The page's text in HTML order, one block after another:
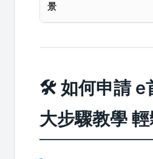
景
🛠️ 如何申請 e
大步驟教學